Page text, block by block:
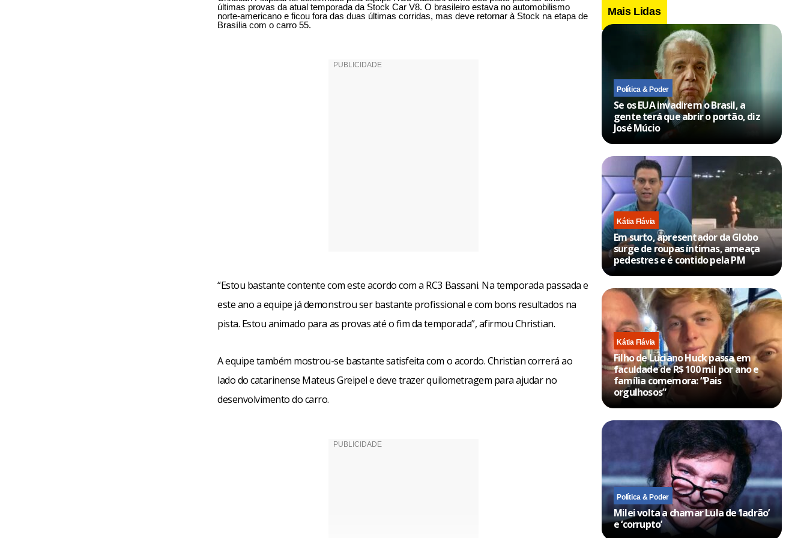
últimas provas da atual temporada da Stock Car V8. O brasileiro estava no automobilismo
norte-americano e ficou fora das duas últimas corridas, mas deve retornar à Stock na etapa de
Brasília com o carro 55.
“Estou bastante contente com este acordo com a RC3 Bassani. Na temporada passada e
este ano a equipe já demonstrou ser bastante profissional e com bons resultados na
pista. Estou animado para as provas até o fim da temporada”, afirmou Christian.
A equipe também mostrou-se bastante satisfeita com o acordo. Christian correrá ao
lado do catarinense Mateus Greipel e deve trazer quilometragem para ajudar no
desenvolvimento do carro.
Mais Lidas
Política & Poder
Se os EUA invadirem o Brasil, a
gente terá que abrir o portão, diz
José Múcio
Kátia Flávia
Em surto, apresentador da Globo
surge de roupas íntimas, ameaça
pedestres e é contido pela PM
Kátia Flávia
Filho de Luciano Huck passa em
faculdade de R$ 100 mil por ano e
família comemora: “Pais
orgulhosos”
Política & Poder
Milei volta a chamar Lula de ‘ladrão’
e ‘corrupto’